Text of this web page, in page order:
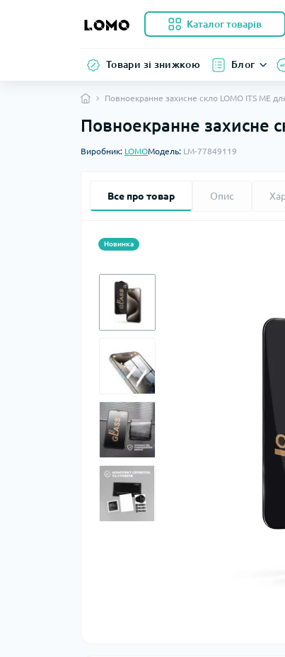
Каталог товарів
Товари зі знижкою Блог
Повноекранне захисне скло LOMO ITS ME
Повноекранне захисне
Виробник: LOMOМодель: LM-77849119
Все про товар Опис
Новинка